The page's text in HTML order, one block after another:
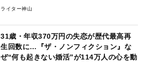
ライター神山
31歳・年収370万円の失恋が歴代最高再
生回数に…『ザ・ノンフィクション』な
ぜ“何も起きない婚活”が114万人の心を動